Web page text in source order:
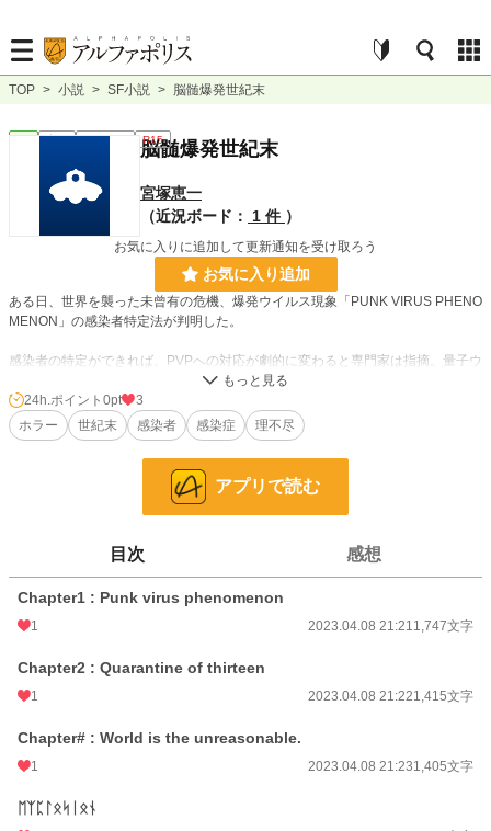
TOP > 小説 > SF小説 > 脳髄爆発世紀末
完結 ｼｮｰﾄｼｮｰﾄ R15
脳髄爆発世紀末
宮塚恵一
（近況ボード：
1 件 ）
お気に入りに追加して更新通知を受け取ろう
お気に入り追加
ある日、世界を襲った未曾有の危機、爆発ウイルス現象「PUNK VIRUS PHENO
MENON」の感染者特定法が判明した。
感染者の特定ができれば、PVPへの対応が劇的に変わると専門家は指摘。量子ウ
イルスの発生機序が不明でも、爆発ウイルスを制御できるというが──
初出: 2022-10-21 カクヨム「必ず爆発描写のある小説」企画
『脳髄爆発世紀末 the ᛈᛟᛋᛏᛋᚲᚱᛁᛈᛏ』
228,723 位 / 228,723 件
お気に入り
24h.ポイント 0 pt
文字数
更新日時 2023.04.08 21:24
初回公開日時
初回完結日時
24h.ポイント 0pt
3
ホラー
世紀末 感染者 感染症 理不尽
アプリで読む
目次 感想
Chapter1 : Punk virus phenomenon
1 2023.04.08 21:211,747文字
Chapter2 : Quarantine of thirteen
1 2023.04.08 21:221,415文字
Chapter# : World is the unreasonable.
1 2023.04.08 21:231,405文字
ᛖᛉᛈᛚᛟᛋᛁᛟᚾ